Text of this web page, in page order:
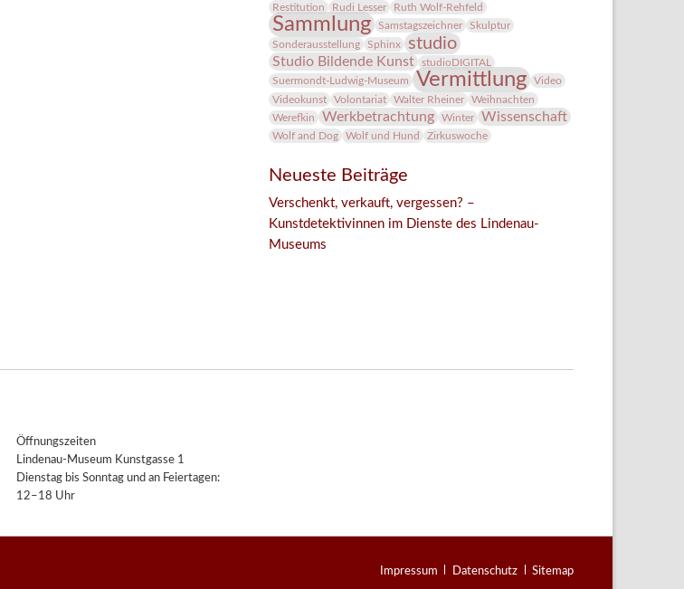
Restitution Rudi Lesser Ruth Wolf-Rehfeld
Sammlung Samstagszeichner
Skulptur
Sonderausstellung
Sphinx studio
Studio Bildende Kunst
studioDIGITAL
Suermondt-Ludwig-Museum
Vermittlung
Video
Videokunst
Volontariat Walter Rheiner
Weihnachten
Werefkin
Werkbetrachtung Winter Wissenschaft
Wolf and Dog Wolf und Hund Zirkuswoche
Neueste Beiträge
Verschenkt, verkauft, vergessen? –
Kunstdetektivinnen im Dienste des Lindenau-
Museums
Öffnungszeiten
Lindenau-Museum Kunstgasse 1
Dienstag bis Sonntag und an Feiertagen:
12–18 Uhr
Navigation
Impressum Datenschutz Sitemap